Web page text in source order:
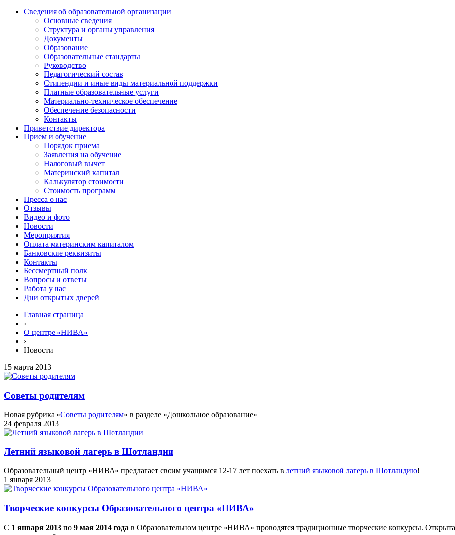
Сведения об образовательной организации
Основные сведения
Структура и органы управления
Документы
Образование
Образовательные стандарты
Руководство
Педагогический состав
Стипендии и иные виды материальной поддержки
Платные образовательные услуги
Материально-техническое обеспечение
Обеспечение безопасности
Контакты
Приветствие директора
Прием и обучение
Порядок приема
Заявления на обучение
Налоговый вычет
Материнский капитал
Калькулятор стоимости
Стоимость программ
Пресса о нас
Отзывы
Видео и фото
Новости
Мероприятия
Оплата материнским капиталом
Банковские реквизиты
Контакты
Бессмертный полк
Вопросы и ответы
Работа у нас
Дни открытых дверей
Главная страница
›
О центре «НИВА»
›
Новости
15 марта 2013
Советы родителям
Новая рубрика «Советы родителям» в разделе «Дошкольное образование»
24 февраля 2013
Летний языковой лагерь в Шотландии
Образовательный центр «НИВА» предлагает своим учащимся 12-17 лет поехать в летний языковой лагерь в Шотландию!
1 января 2013
Творческие конкурсы Образовательного центра «НИВА»
С 1 января 2013 по 9 мая 2014 года в Образовательном центре «НИВА» проводятся традиционные творческие конкурсы. Открыта